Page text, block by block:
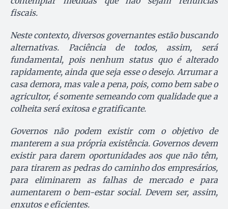
fiscais.
Neste contexto, diversos governantes estão buscando
alternativas. Paciência de todos, assim, será
fundamental, pois nenhum status quoé alterado
rapidamente, ainda que seja esse o desejo. Arrumar a
casa demora, mas vale a pena, pois, como bem sabe o
agricultor, é somente semeando com qualidade que a
colheita será exitosa e gratificante.
Governos não podem existir com o objetivo de
manterem a sua própria existência. Governos devem
existir para darem oportunidades aos que não têm,
para tirarem as pedras do caminho dos empresários,
para eliminarem as falhas de mercado e para
aumentarem o bem-estar social. Devem ser, assim,
enxutos e eficientes.